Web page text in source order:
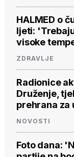
HALMED o
ljeti:
visoke
ZDRAVLJE
Radionice
Druženje,
prehrana za
NOVOSTI
Foto dana: